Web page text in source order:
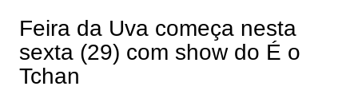
Feira da Uva começa nesta
sexta (29) com show do É o
Tchan